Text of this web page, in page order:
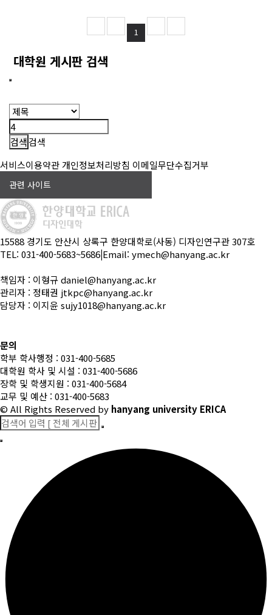
1
대학원 게시판 검색
검색
서비스이용약관개인정보처리방침 이메일무단수집거부
관련 사이트
15588 경기도 안산시 상록구 한양대학로(사동) 디자인연구관 307호
TEL: 031-400-5683~5686 Email: ymech@hanyang.ac.kr
책임자 : 이형규 daniel@hanyang.ac.kr
관리자 : 정태권 jtkpc@hanyang.ac.kr
담당자 : 이지윤 sujy1018@hanyang.ac.kr
문의
학부 학사행정 : 031-400-5685
대학원 학사 및 시설 : 031-400-5686
장학 및 학생지원 : 031-400-5684
교무 및 예산 : 031-400-5683
© All Rights Reserved by hanyang university ERICA